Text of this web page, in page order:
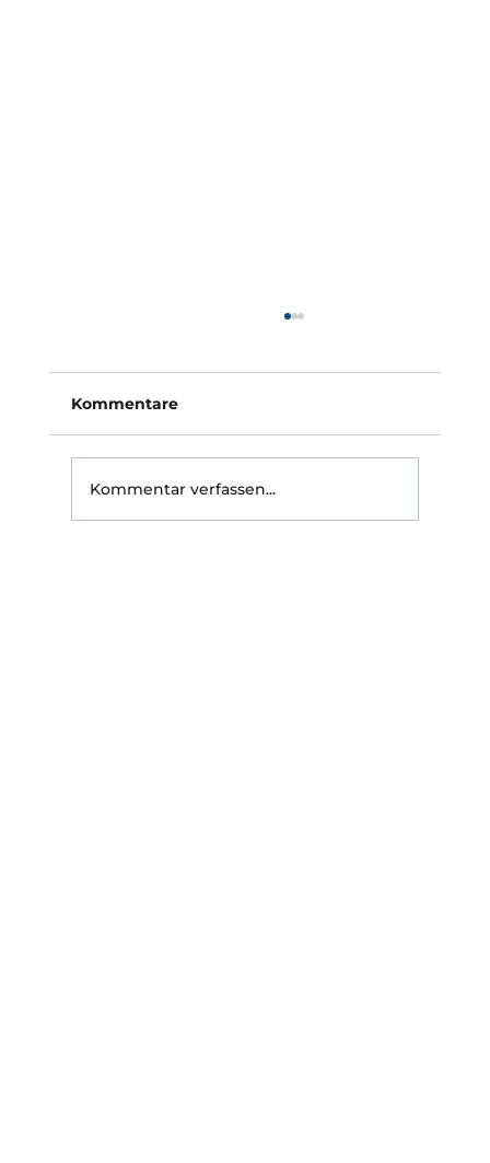
Schadenfall schlecht dastehen
Ist eine Photovoltaik Versicherung sinnvoll?
Frage wird aber erst im Schadenfall gestellt
Kommentare
Kommentar verfassen...